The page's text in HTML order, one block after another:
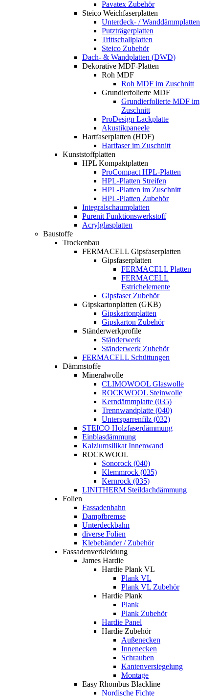
Pavatex Zubehör
Steico Weichfaserplatten
Unterdeck- / Wanddämmplatten
Putzträgerplatten
Trittschallplatten
Steico Zubehör
Dach- & Wandplatten (DWD)
Dekorative MDF-Platten
Roh MDF
Roh MDF im Zuschnitt
Grundierfolierte MDF
Grundierfolierte MDF im
Zuschnitt
ProDesign Lackplatte
Akustikpaneele
Hartfaserplatten (HDF)
Hartfaser im Zuschnitt
Kunststoffplatten
HPL Kompaktplatten
ProCompact HPL-Platten
HPL-Platten Streifen
HPL-Platten im Zuschnitt
HPL-Platten Zubehör
Integralschaumplatten
Purenit Funktionswerkstoff
Acrylglasplatten
Baustoffe
Trockenbau
FERMACELL Gipsfaserplatten
Gipsfaserplatten
FERMACELL Platten
FERMACELL
Estrichelemente
Gipsfaser Zubehör
Gipskartonplatten (GKB)
Gipskartonplatten
Gipskarton Zubehör
Ständerwerkprofile
Ständerwerk
Ständerwerk Zubehör
FERMACELL Schüttungen
Dämmstoffe
Mineralwolle
CLIMOWOOL Glaswolle
ROCKWOOL Steinwolle
Kerndämmplatte (035)
Trennwandplatte (040)
Untersparrenfilz (032)
STEICO Holzfaserdämmung
Einblasdämmung
Kalziumsilikat Innenwand
ROCKWOOL
Sonorock (040)
Klemmrock (035)
Kernrock (035)
LINITHERM Steildachdämmung
Folien
Fassadenbahn
Dampfbremse
Unterdeckbahn
diverse Folien
Klebebänder / Zubehör
Fassadenverkleidung
James Hardie
Hardie Plank VL
Plank VL
Plank VL Zubehör
Hardie Plank
Plank
Plank Zubehör
Hardie Panel
Hardie Zubehör
Außenecken
Innenecken
Schrauben
Kantenversiegelung
Montage
Easy Rhombus Blackline
Nordische Fichte